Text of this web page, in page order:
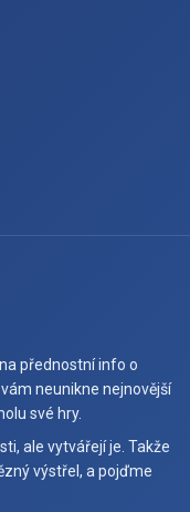
přednostní info o
neunikne nejnovější
své hry.
ale vytvářejí je. Takže
výstřel, a pojďme